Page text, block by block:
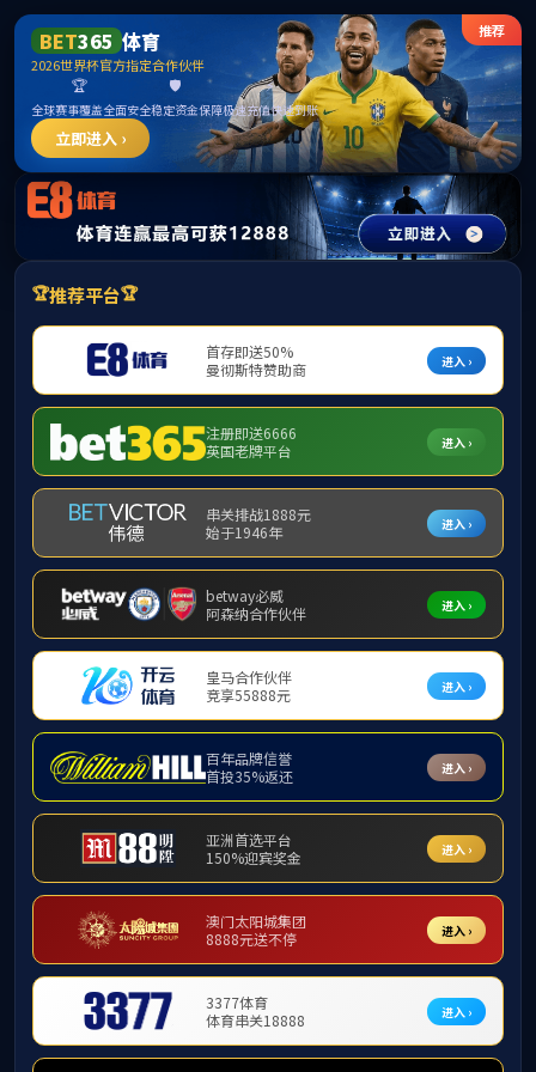
365英国上市公司(CHN-VIP认证)官网|Official
Website
提示：访问地址无效，allen-bradley-powerflex-400-22c-d010n103找不
到对应的栏目！
首页